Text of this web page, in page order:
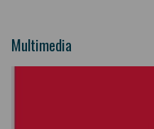
Multimedia